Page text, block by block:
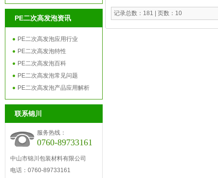
PE二次高发泡资讯
PE二次高发泡应用行业
PE二次高发泡特性
PE二次高发泡百科
PE二次高发泡常见问题
PE二次高发泡产品应用解析
联系锦川
服务热线：
0760-89733161
中山市锦川包装材料有限公司
电话：0760-89733161
记录总数：181 | 页数：10